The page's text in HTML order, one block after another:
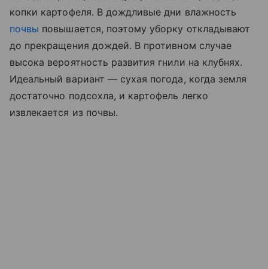
копки картофеля. В дождливые дни влажность
почвы повышается, поэтому уборку откладывают
до прекращения дождей. В противном случае
высока вероятность развития гнили на клубнях.
Идеальный вариант — сухая погода, когда земля
достаточно подсохла, и картофель легко
извлекается из почвы.